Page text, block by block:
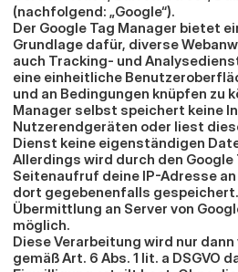
(nachfolgend: „Google“).
Der Google Tag Manager bietet
Grundlage dafür, diverse
auch Tracking- und
eine einheitliche
und an Bedingungen knüpfen zu
Manager selbst speichert keine
Nutzerendgeräten oder liest
Dienst keine eigenständigen
Allerdings wird durch den Google
Seitenaufruf deine IP-Adresse
dort gegebenenfalls
Übermittlung an Server von
möglich.
Diese Verarbeitung wird nur
gemäß Art. 6 Abs. 1 lit. a DSGVO